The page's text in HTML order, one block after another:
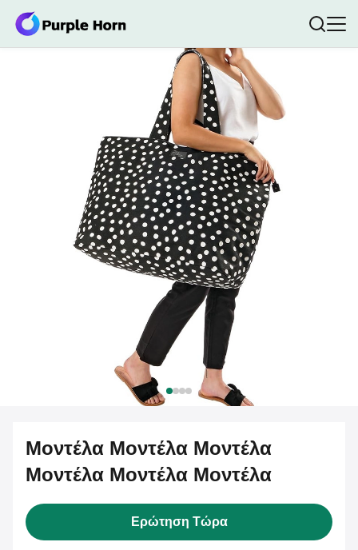
Μοντέλα Μοντέλα Μοντέλα
Μοντέλα Μοντέλα Μοντέλα
Ερώτηση Τώρα